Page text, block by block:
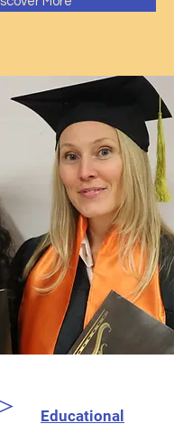
Educational